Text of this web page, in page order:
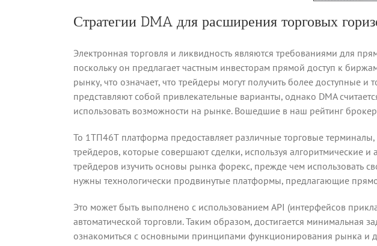
Стратегии DMA для расширения торговых
Электронная торговля и ликвидность являются требованиями для
поскольку он предлагает частным инвесторам прямой доступ к
рынку, что означает, что трейдеры могут получить более доступные
представляют собой привлекательные варианты, однако DMA
использовать возможности на рынке. Вошедшие в наш рейтинг
То 1ТП46Т платформа предоставляет различные торговые
трейдеров, которые совершают сделки, используя алгоритмические
трейдеров изучить основы рынка форекс, прежде чем использовать
нужны технологически продвинутые платформы, предлагающие
Это может быть выполнено с использованием API (интерфейсов
автоматической торговли. Таким образом, достигается минимальная
ознакомиться с основными принципами функционирования рынка и